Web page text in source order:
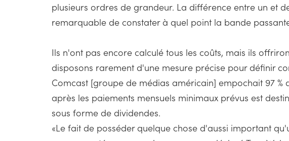
plusieurs ordres de grandeur. La différence entre un et
remarquable de constater à quel point la bande
Ils n'ont pas encore calculé tous les coûts, mais ils
disposons rarement d'une mesure précise pour définir
Comcast [groupe de médias américain] empochait 97
après les paiements mensuels minimaux prévus est
sous forme de dividendes.
«Le fait de posséder quelque chose d'aussi important